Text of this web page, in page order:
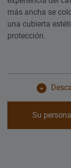
más ancha se
una cubierta
protección.
Su